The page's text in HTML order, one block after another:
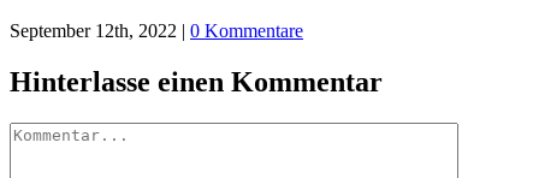
September 12th, 2022 | 0 Kommentare
Hinterlasse einen Kommentar
Kommentar